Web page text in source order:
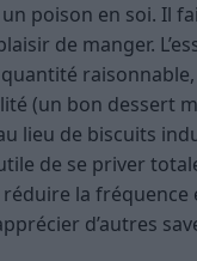
un poison en soi. Il
de manger.
(un bon dessert
lieu de biscuits
de se priver
la fréquence
d’autres